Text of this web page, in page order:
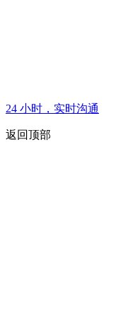
24 小时，实时沟通
返回顶部